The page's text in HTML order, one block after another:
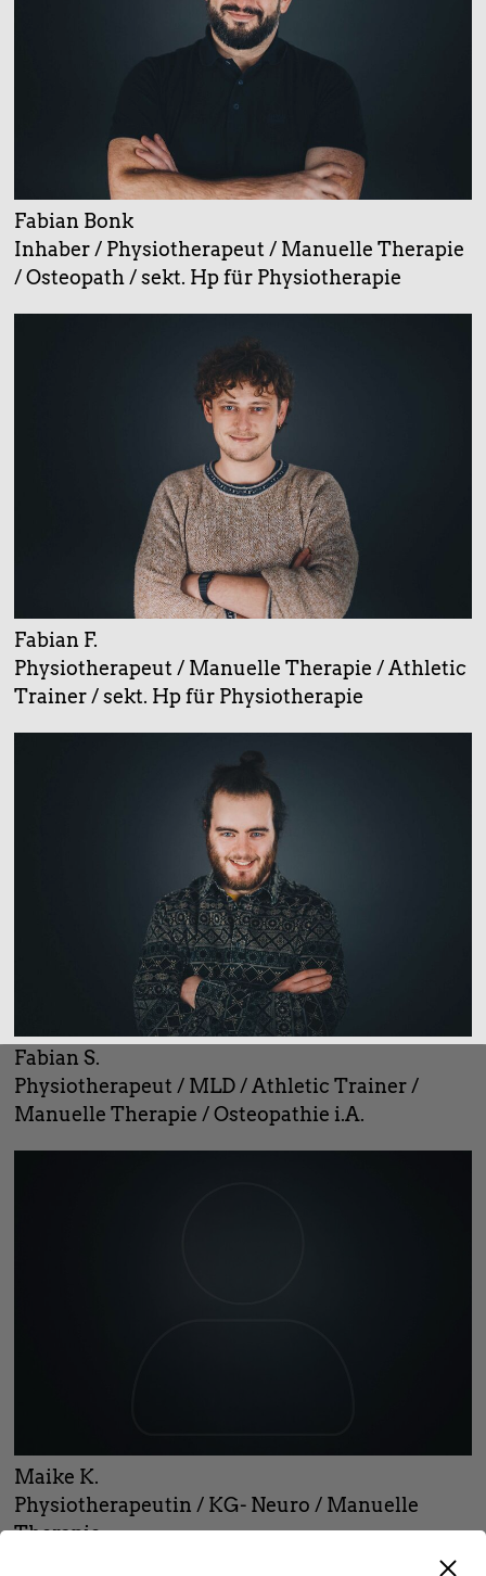
Fabian Bonk
Inhaber / Physiotherapeut / Manuelle Therapie
/ Osteopath / sekt. Hp für Physiotherapie
Fabian F.
Physiotherapeut / Manuelle Therapie / Athletic
Trainer / sekt. Hp für Physiotherapie
Fabian S.
Physiotherapeut / MLD / Athletic Trainer /
Manuelle Therapie / Osteopathie i.A.
Maike K.
Physiotherapeutin / KG- Neuro / Manuelle
Therapie